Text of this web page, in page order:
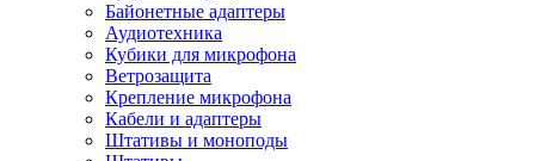
Байонетные адаптеры
Аудиотехника
Кубики для микрофона
Ветрозащита
Крепление микрофона
Кабели и адаптеры
Штативы и моноподы